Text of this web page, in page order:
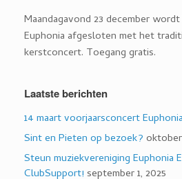
Maandagavond 23 december
Euphonia afgesloten met het
kerstconcert. Toegang gratis.
Laatste berichten
14 maart voorjaarsconcert Euphonia
Sint en Pieten op bezoek? oktober
Steun muziekvereniging Euphonia
ClubSupport! september 1, 2025